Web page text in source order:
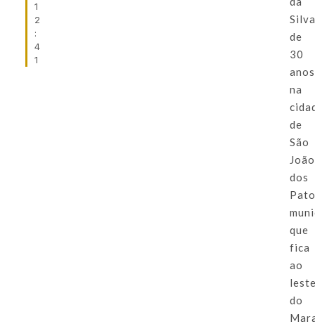
1
2
:
4
1
de
30
na
de
São
João
dos
que
fica
ao
do